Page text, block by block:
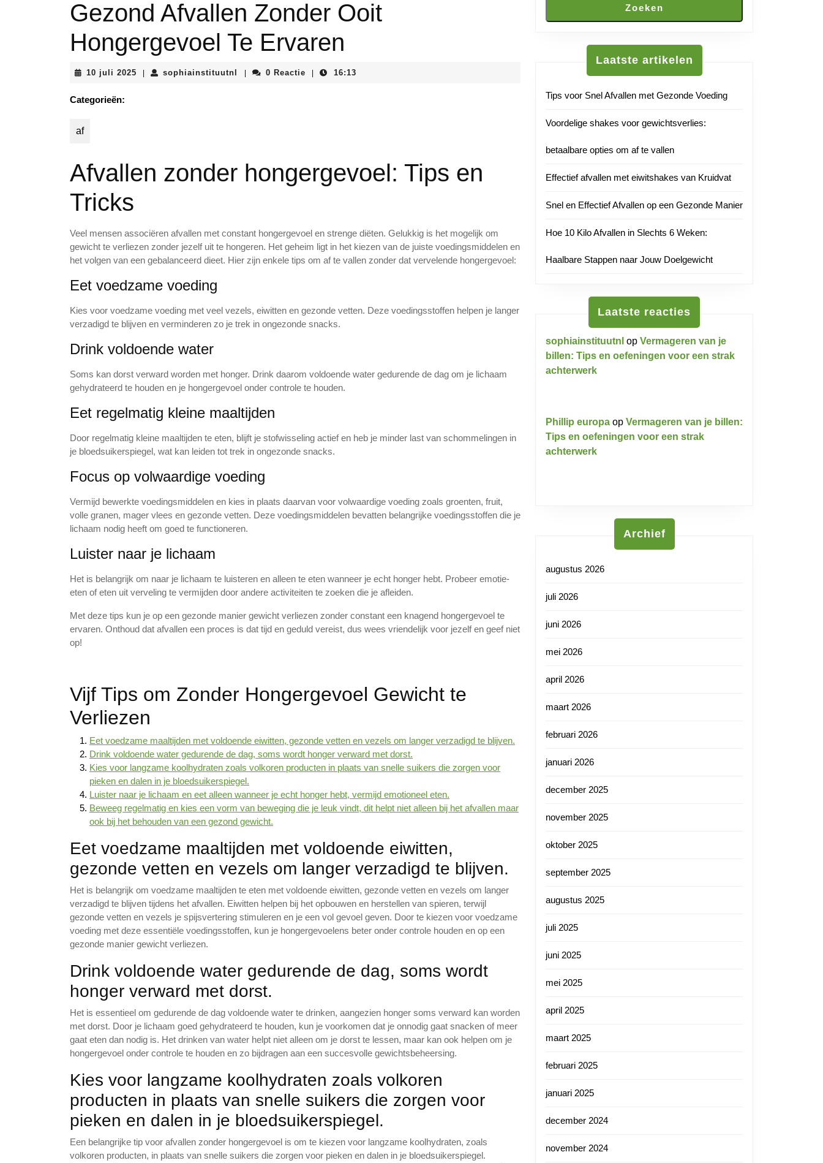
Gezond Afvallen Zonder Ooit
Hongergevoel Te Ervaren
10 juli 2025 10
sophiainstituutnl sophiainstituutnl
0 Reactie 16:13
Categorieën:
af
Afvallen zonder hongergevoel: Tips en
Tricks
Veel mensen associëren afvallen met constant hongergevoel en strenge diëten. Gelukkig is het mogelijk om
gewicht te verliezen zonder jezelf uit te hongeren. Het geheim ligt in het kiezen van de juiste voedingsmiddelen en
het volgen van een gebalanceerd dieet. Hier zijn enkele tips om af te vallen zonder dat vervelende hongergevoel:
Eet voedzame voeding
Kies voor voedzame voeding met veel vezels, eiwitten en gezonde vetten. Deze voedingsstoffen helpen je langer
verzadigd te blijven en verminderen zo je trek in ongezonde snacks.
Drink voldoende water
Soms kan dorst verward worden met honger. Drink daarom voldoende water gedurende de dag om je lichaam
gehydrateerd te houden en je hongergevoel onder controle te houden.
Eet regelmatig kleine maaltijden
Door regelmatig kleine maaltijden te eten, blijft je stofwisseling actief en heb je minder last van schommelingen in
je bloedsuikerspiegel, wat kan leiden tot trek in ongezonde snacks.
Focus op volwaardige voeding
Vermijd bewerkte voedingsmiddelen en kies in plaats daarvan voor volwaardige voeding zoals groenten, fruit,
volle granen, mager vlees en gezonde vetten. Deze voedingsmiddelen bevatten belangrijke voedingsstoffen die je
lichaam nodig heeft om goed te functioneren.
Luister naar je lichaam
Het is belangrijk om naar je lichaam te luisteren en alleen te eten wanneer je echt honger hebt. Probeer emotie-
eten of eten uit verveling te vermijden door andere activiteiten te zoeken die je afleiden.
Met deze tips kun je op een gezonde manier gewicht verliezen zonder constant een knagend hongergevoel te
ervaren. Onthoud dat afvallen een proces is dat tijd en geduld vereist, dus wees vriendelijk voor jezelf en geef niet
op!
Vijf Tips om Zonder Hongergevoel Gewicht te
Verliezen
Eet voedzame maaltijden met voldoende eiwitten, gezonde vetten en vezels om langer verzadigd te blijven.
Drink voldoende water gedurende de dag, soms wordt honger verward met dorst.
Kies voor langzame koolhydraten zoals volkoren producten in plaats van snelle suikers die zorgen voor
pieken en dalen in je bloedsuikerspiegel.
Luister naar je lichaam en eet alleen wanneer je echt honger hebt, vermijd emotioneel eten.
Beweeg regelmatig en kies een vorm van beweging die je leuk vindt, dit helpt niet alleen bij het afvallen maar
ook bij het behouden van een gezond gewicht.
Eet voedzame maaltijden met voldoende eiwitten,
gezonde vetten en vezels om langer verzadigd te blijven.
Het is belangrijk om voedzame maaltijden te eten met voldoende eiwitten, gezonde vetten en vezels om langer
verzadigd te blijven tijdens het afvallen. Eiwitten helpen bij het opbouwen en herstellen van spieren, terwijl
gezonde vetten en vezels je spijsvertering stimuleren en je een vol gevoel geven. Door te kiezen voor voedzame
voeding met deze essentiële voedingsstoffen, kun je hongergevoelens beter onder controle houden en op een
gezonde manier gewicht verliezen.
Drink voldoende water gedurende de dag, soms wordt
honger verward met dorst.
Het is essentieel om gedurende de dag voldoende water te drinken, aangezien honger soms verward kan worden
met dorst. Door je lichaam goed gehydrateerd te houden, kun je voorkomen dat je onnodig gaat snacken of meer
gaat eten dan nodig is. Het drinken van water helpt niet alleen om je dorst te lessen, maar kan ook helpen om je
hongergevoel onder controle te houden en zo bijdragen aan een succesvolle gewichtsbeheersing.
Kies voor langzame koolhydraten zoals volkoren
producten in plaats van snelle suikers die zorgen voor
pieken en dalen in je bloedsuikerspiegel.
Een belangrijke tip voor afvallen zonder hongergevoel is om te kiezen voor langzame koolhydraten, zoals
volkoren producten, in plaats van snelle suikers die zorgen voor pieken en dalen in je bloedsuikerspiegel.
Zoeken
Laatste artikelen
Tips voor Snel Afvallen met Gezonde Voeding
Voordelige shakes voor gewichtsverlies:
betaalbare opties om af te vallen
Effectief afvallen met eiwitshakes van Kruidvat
Snel en Effectief Afvallen op een Gezonde Manier
Hoe 10 Kilo Afvallen in Slechts 6 Weken:
Haalbare Stappen naar Jouw Doelgewicht
Laatste reacties
sophiainstituutnl op Vermageren van je
billen: Tips en oefeningen voor een strak
achterwerk
Phillip europa op Vermageren van je billen:
Tips en oefeningen voor een strak
achterwerk
Archief
augustus 2026
juli 2026
juni 2026
mei 2026
april 2026
maart 2026
februari 2026
januari 2026
december 2025
november 2025
oktober 2025
september 2025
augustus 2025
juli 2025
juni 2025
mei 2025
april 2025
maart 2025
februari 2025
januari 2025
december 2024
november 2024